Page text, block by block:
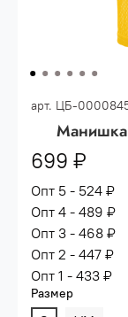
арт. ЦБ-
Манишка
699 ₽
Опт 5 - 524 ₽
Опт 4 - 489 ₽
Опт 3 - 468 ₽
Опт 2 - 447 ₽
Опт 1 - 433 ₽
Размер